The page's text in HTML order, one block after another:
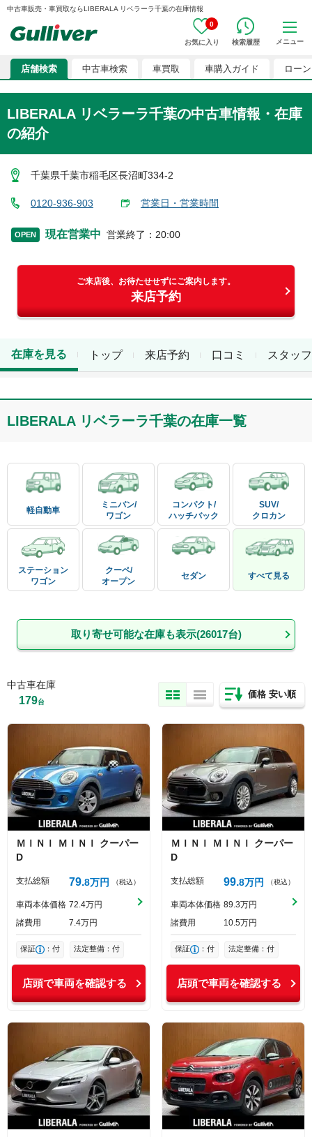
中古車販売・車買取ならLIBERALA リベラーラ千葉の在庫情報
0
お気に入り 検索履歴 メニュー
店舗検索 中古車検索 車買取 車購入ガイド ローン
LIBERALA リベラーラ千葉の中古車情報・在庫
の紹介
千葉県千葉市稲毛区長沼町334-2
0120-936-903 営業日・営業時間
OPEN 現在営業中 営業終了 ： 20:00
ご来店後、お待たせせずにご案内します。
来店予約
トップ
在庫を見る 来店予約 口コミ スタッフ
LIBERALA リベラーラ千葉の在庫一覧
軽自動車
ミニバン/
ワゴン
コンパクト/
ハッチバック
SUV/
クロカン
ステーション
ワゴン
クーペ/
オープン
セダン すべて見る
取り寄せ可能な在庫も表示(26017台)
中古車在庫
179台
価格 安い順
ＭＩＮＩ ＭＩＮＩ
クーパー
D
支払総額 79 8万円 （税込）
車両本体価格 72 4万円
諸費用
7 4万円
保証 ：付 法定整備：付
店頭で車両を確認する
ＭＩＮＩ ＭＩＮＩ
クーパー
D
支払総額 99 8万円 （税込）
車両本体価格 89 3万円
諸費用
10 5万円
保証 ：付 法定整備：付
店頭で車両を確認する